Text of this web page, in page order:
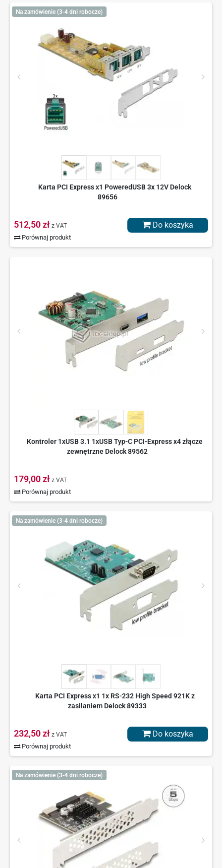
Na zamówienie (3-4 dni robocze)
Karta PCI Express x1 PoweredUSB 3x 12V Delock
89656
512,50 zł z VAT
Porównaj produkt
Do koszyka
Kontroler 1xUSB 3.1 1xUSB Typ-C PCI-Express x4 złącze
zewnętrzne Delock 89562
179,00 zł z VAT
Porównaj produkt
Na zamówienie (3-4 dni robocze)
Karta PCI Express x1 1x RS-232 High Speed 921K z
zasilaniem Delock 89333
232,50 zł z VAT
Porównaj produkt
Do koszyka
Na zamówienie (3-4 dni robocze)